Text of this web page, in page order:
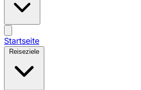
Startseite
Reiseziele